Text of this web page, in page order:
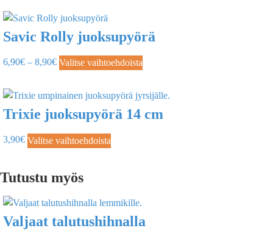
Savic Rolly juoksupyörä
6,90€ – 8,90€ Valitse vaihtoehdoista
Trixie juoksupyörä 14 cm
3,90€ Valitse vaihtoehdoista
Tutustu myös
Valjaat talutushihnalla